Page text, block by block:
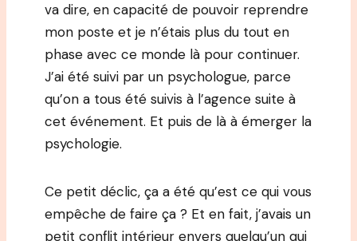
va dire, en capacité de pouvoir reprendre
mon poste et je n’étais plus du tout en
phase avec ce monde là pour continuer.
J’ai été suivi par un psychologue, parce
qu’on a tous été suivis à l’agence suite à
cet événement. Et puis de là à émerger la
psychologie.
Ce petit déclic, ça a été qu’est ce qui vous
empêche de faire ça ? Et en fait, j’avais un
petit conflit intérieur envers quelqu’un qui